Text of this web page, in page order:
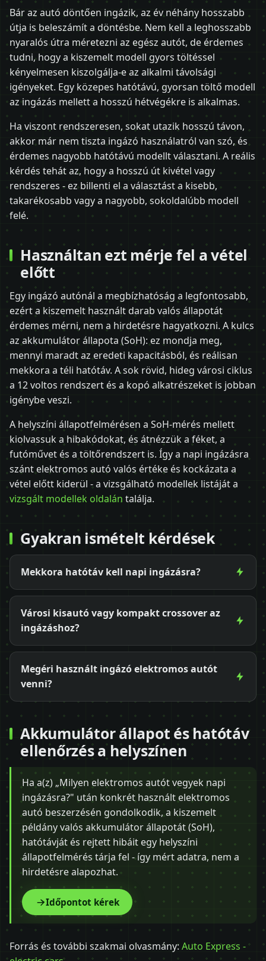
Bár az autó döntően ingázik, az év néhány hosszabb
útja is beleszámít a döntésbe. Nem kell a leghosszabb
nyaralós útra méretezni az egész autót, de érdemes
tudni, hogy a kiszemelt modell gyors töltéssel
kényelmesen kiszolgálja-e az alkalmi távolsági
igényeket. Egy közepes hatótávú, gyorsan töltő modell
az ingázás mellett a hosszú hétvégékre is alkalmas.
Ha viszont rendszeresen, sokat utazik hosszú távon,
akkor már nem tiszta ingázó használatról van szó, és
érdemes nagyobb hatótávú modellt választani. A reális
kérdés tehát az, hogy a hosszú út kivétel vagy
rendszeres - ez billenti el a választást a kisebb,
takarékosabb vagy a nagyobb, sokoldalúbb modell
felé.
Használtan ezt mérje fel a vétel
előtt
Egy ingázó autónál a megbízhatóság a legfontosabb,
ezért a kiszemelt használt darab valós állapotát
érdemes mérni, nem a hirdetésre hagyatkozni. A kulcs
az akkumulátor állapota (SoH): ez mondja meg,
mennyi maradt az eredeti kapacitásból, és reálisan
mekkora a téli hatótáv. A sok rövid, hideg városi ciklus
a 12 voltos rendszert és a kopó alkatrészeket is jobban
igénybe veszi.
A helyszíni állapotfelmérésen a SoH-mérés mellett
kiolvassuk a hibakódokat, és átnézzük a féket, a
futóművet és a töltőrendszert is. Így a napi ingázásra
szánt elektromos autó valós értéke és kockázata a
vétel előtt kiderül - a vizsgálható modellek listáját a
vizsgált modellek oldalán találja.
Gyakran ismételt kérdések
Mekkora hatótáv kell napi ingázásra?
Városi kisautó vagy kompakt crossover az
ingázáshoz?
Megéri használt ingázó elektromos autót
venni?
Akkumulátor állapot és hatótáv
ellenőrzés a helyszínen
Ha a(z) „Milyen elektromos autót vegyek napi
ingázásra?" után konkrét használt elektromos
autó beszerzésén gondolkodik, a kiszemelt
példány valós akkumulátor állapotát (SoH),
hatótávját és rejtett hibáit egy helyszíni
állapotfelmérés tárja fel - így mért adatra, nem a
hirdetésre alapozhat.
Időpontot kérek
Forrás és további szakmai olvasmány:Auto Express -